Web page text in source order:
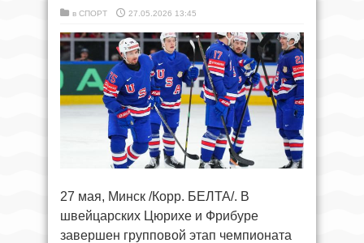
в СПОРТ 27.05.2026 13:45
27 мая, Минск /Корр. БЕЛТА/. В
швейцарских Цюрихе и Фрибуре
завершен групповой этап чемпионата